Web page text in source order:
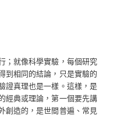
；就像科學實驗，每個研究
到相同的結論，只是實驗的
證真理也是一樣。這樣，是
經典或理論，第一個要先講
創造的，是世間普遍、常見